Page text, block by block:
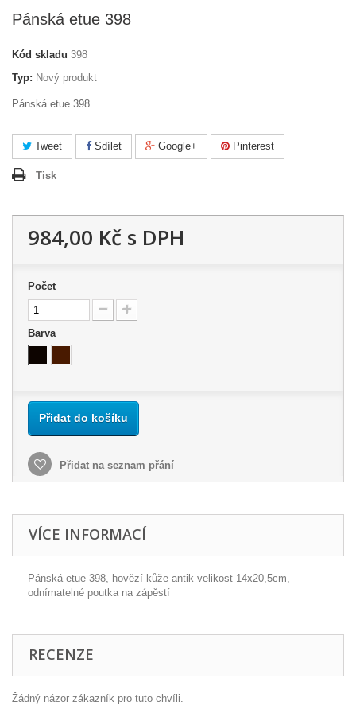
Pánská etue 398
Kód skladu 398
Typ: Nový produkt
Pánská etue 398
Tweet Sdílet Google+ Pinterest
Tisk
984,00 Kč s DPH
Počet
Barva
Přidat do košíku
Přidat na seznam přání
VÍCE INFORMACÍ
Pánská etue 398, hovězí kůže antik velikost 14x20,5cm,
odnímatelné poutka na zápěstí
RECENZE
Žádný názor zákazník pro tuto chvíli.